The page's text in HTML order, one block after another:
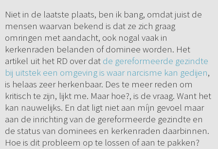
Niet in de laatste plaats, ben ik bang, omdat juist de
mensen waarvan bekend is dat ze zich graag
omringen met aandacht, ook nogal vaak in
kerkenraden belanden of dominee worden. Het
artikel uit het RD over dat de gereformeerde gezindte
bij uitstek een omgeving is waar narcisme kan gedijen,
is helaas zeer herkenbaar. Des te meer reden om
kritisch te zijn, lijkt me. Maar hoe?, is de vraag. Want het
kan nauwelijks. En dat ligt niet aan míjn gevoel maar
aan de inrichting van de gereformeerde gezindte en
de status van dominees en kerkenraden daarbinnen.
Hoe is dit probleem op te lossen of aan te pakken?